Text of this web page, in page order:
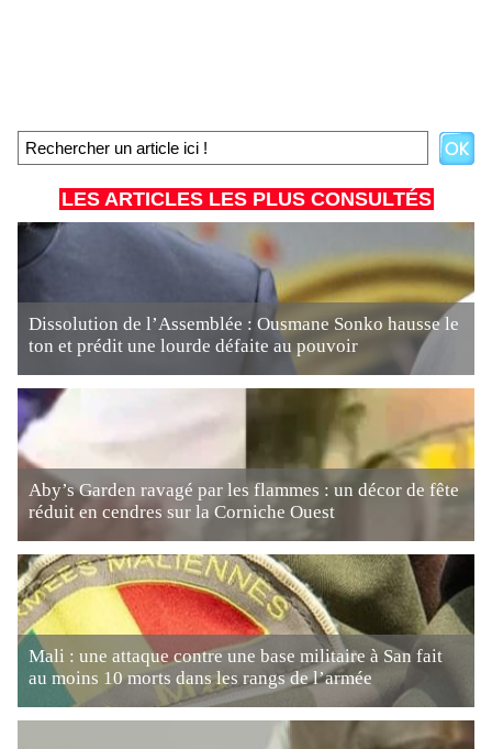
LES ARTICLES LES PLUS CONSULTÉS
Dissolution de l’Assemblée : Ousmane Sonko hausse le
ton et prédit une lourde défaite au pouvoir
Aby’s Garden ravagé par les flammes : un décor de fête
réduit en cendres sur la Corniche Ouest
Mali : une attaque contre une base militaire à San fait
au moins 10 morts dans les rangs de l’armée